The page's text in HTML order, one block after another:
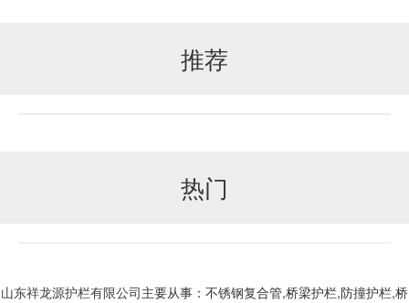
推荐
热门
山东祥龙源护栏有限公司 主要从事：不锈钢复合管,桥梁护栏,防撞护栏,桥